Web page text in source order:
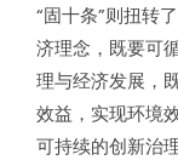
“固十条”则扭转
济理念，既要可
理与经济发展，
效益，实现环境
可持续的创新治理